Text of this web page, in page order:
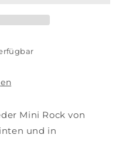
Mini Rock von
und in